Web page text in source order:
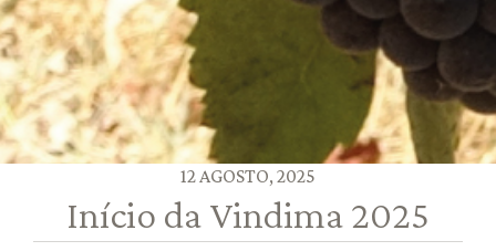
12 AGOSTO, 2025
Início da Vindima 2025